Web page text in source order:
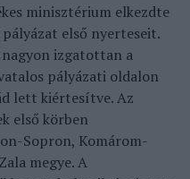
minisztérium elkezdte
első nyerteseit.
izgatottan a
pályázati oldalon
lett kiértesítve. Az
első körben
Sopron, Komárom-
megye. A